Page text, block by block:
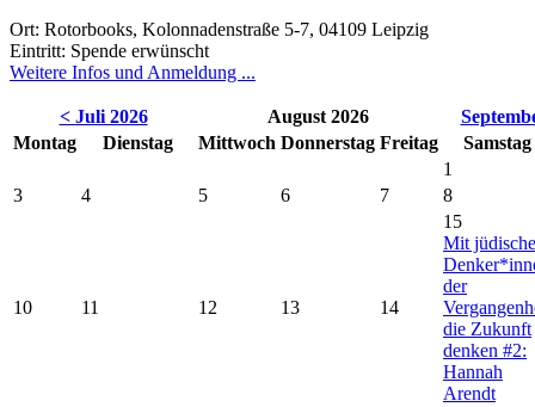
Ort: Rotorbooks, Kolonnadenstraße 5-7, 04109 Leipzig
Eintritt: Spende erwünscht
Weitere Infos und Anmeldung ...
< Juli 2026 August 2026
Montag
Dienstag Mittwoch Donnerstag Freitag
Samstag
1
3
4 5 6 7 8
10 11 12 13 14
15
Mit
der
die Zukunft
denken #2:
Hannah
Arendt